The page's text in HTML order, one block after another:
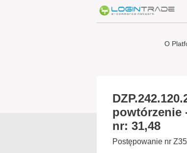
O
powtórzenie
nr: 31,48
Postępowanie nr